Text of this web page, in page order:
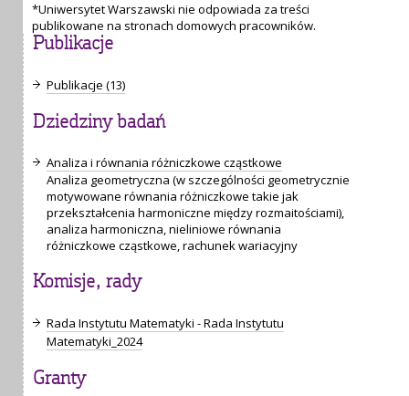
*Uniwersytet Warszawski nie odpowiada za treści
publikowane na stronach domowych pracowników.
Publikacje
Publikacje (13)
Dziedziny badań
Analiza i równania różniczkowe cząstkowe
Analiza geometryczna (w szczególności geometrycznie
motywowane równania różniczkowe takie jak
przekształcenia harmoniczne między rozmaitościami),
analiza harmoniczna, nieliniowe równania
różniczkowe cząstkowe, rachunek wariacyjny
Komisje, rady
Rada Instytutu Matematyki - Rada Instytutu
Matematyki_2024
Granty